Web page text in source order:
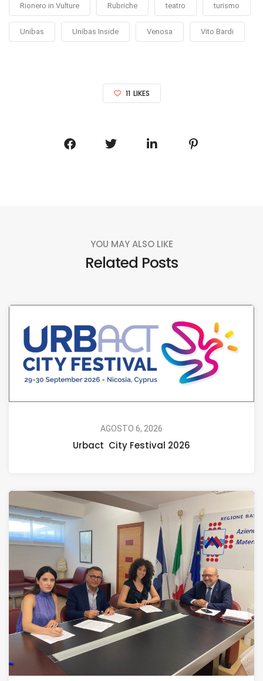
Rionero in Vulture Rubriche teatro turismo
Unibas Unibas Inside Venosa Vito Bardi
11 LIKES
YOU MAY ALSO LIKE
Related Posts
AGOSTO 6, 2026
Urbact City Festival 2026